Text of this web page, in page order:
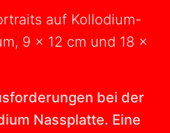
auf Kollodium-
9 x 12 cm und 18 x
bei der
Nassplatte. Eine